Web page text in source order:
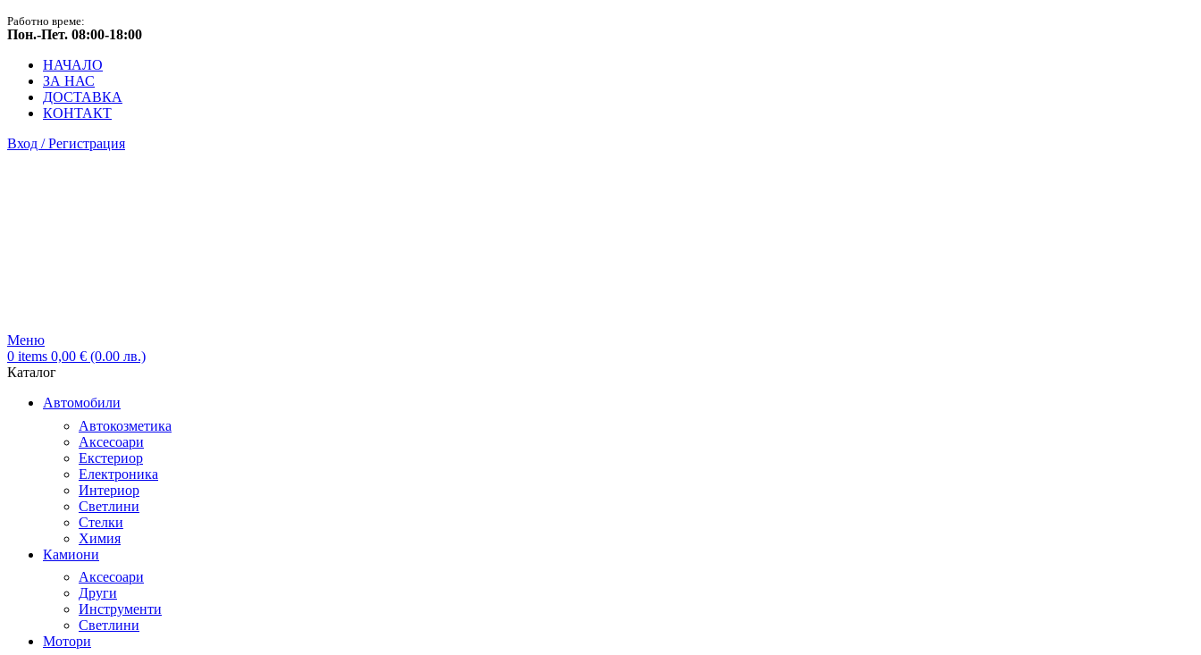
Работно време:
Пон.-Пет. 08:00-18:00
НАЧАЛО
ЗА НАС
ДОСТАВКА
КОНТАКТ
Вход / Регистрация
Меню
0 items 0,00 € (0.00 лв.)
Каталог
Автомобили
Автокозметика
Аксесоари
Екстериор
Електроника
Интериор
Светлини
Стелки
Химия
Камиони
Аксесоари
Други
Инструменти
Светлини
Мотори